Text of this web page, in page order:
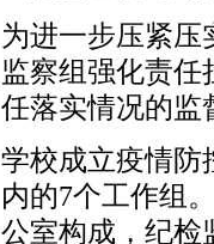
为进一步压紧
监察组强化责
任落实情况的监
学校成立疫情防
内的7个工作组
公室构成，纪检